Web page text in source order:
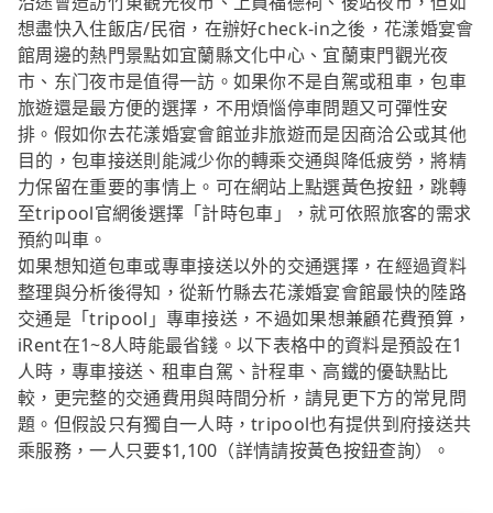
想盡快入住飯店/民宿，在辦好check-in之後，花漾婚宴會
館周邊的熱門景點如宜蘭縣文化中心、宜蘭東門觀光夜
市、东门夜市是值得一訪。如果你不是自駕或租車，包車
旅遊還是最方便的選擇，不用煩惱停車問題又可彈性安
排。假如你去花漾婚宴會館並非旅遊而是因商洽公或其他
目的，包車接送則能減少你的轉乘交通與降低疲勞，將精
力保留在重要的事情上。可在網站上點選黃色按鈕，跳轉
至tripool官網後選擇「計時包車」，就可依照旅客的需求
預約叫車。
如果想知道包車或專車接送以外的交通選擇，在經過資料
整理與分析後得知，從新竹縣去花漾婚宴會館最快的陸路
交通是「tripool」專車接送，不過如果想兼顧花費預算，
iRent在1~8人時能最省錢。以下表格中的資料是預設在1
人時，專車接送、租車自駕、計程車、高鐵的優缺點比
較，更完整的交通費用與時間分析，請見更下方的常見問
題。但假設只有獨自一人時，tripool也有提供到府接送共
乘服務，一人只要$1,100（詳情請按黃色按鈕查詢）。